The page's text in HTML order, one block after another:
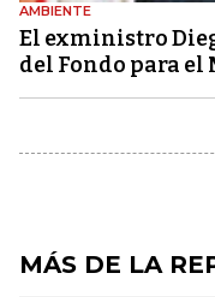
AMBIENTE
El exministro
del Fondo para
MÁS DE LA